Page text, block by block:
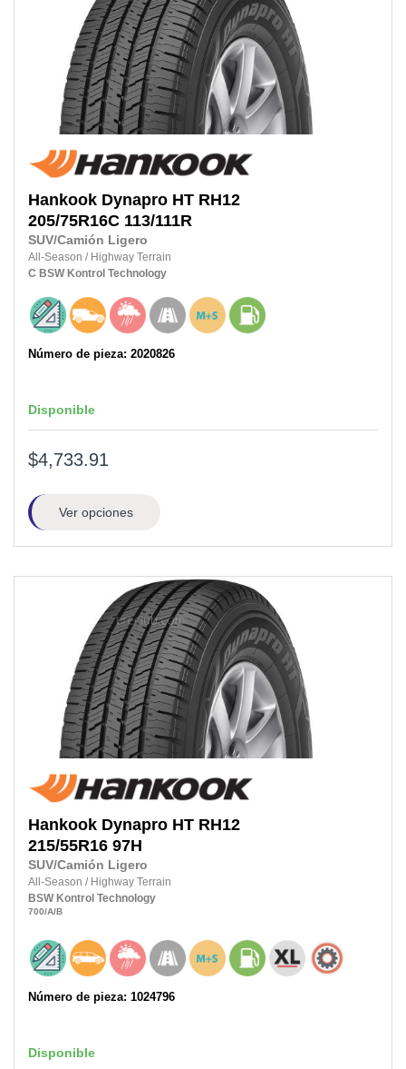
Hankook Dynapro HT RH12
205/75R16C 113/111R
SUV/Camión Ligero
All-Season / Highway Terrain
C BSW Kontrol Technology
Número de pieza: 2020826
Disponible
$4,733.91
Ver opciones
Hankook Dynapro HT RH12
215/55R16 97H
SUV/Camión Ligero
All-Season / Highway Terrain
BSW Kontrol Technology
700/A/B
Número de pieza: 1024796
Disponible